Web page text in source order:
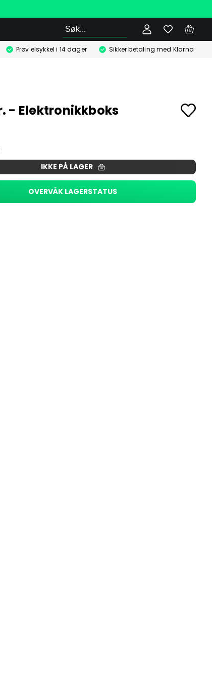
Søk
Prøv elsykkel i 14 dager Sikker betaling med Klarna
- Elektronikkboks
IKKE PÅ LAGER
OVERVÅK LAGERSTATUS